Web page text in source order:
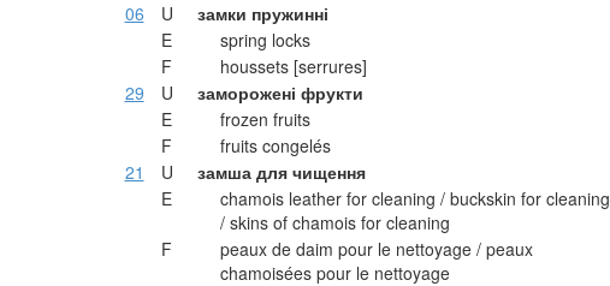
06
U замки пружинні
E
spring locks
F
houssets [serrures]
29
U заморожені фрукти
E
frozen fruits
F
fruits congelés
21
U замша для чищення
E
chamois leather for cleaning / buckskin for cleaning
/ skins of chamois for cleaning
F
peaux de daim pour le nettoyage / peaux
chamoisées pour le nettoyage